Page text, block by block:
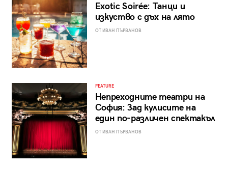
Exotic Soirée: Танци и
изкуство с дъх на лято
ОТ ИВАН ПЪРВАНОВ
FEATURE
Непреходните театри на
София: Зад кулисите на
един по-различен спектакъл
ОТ ИВАН ПЪРВАНОВ